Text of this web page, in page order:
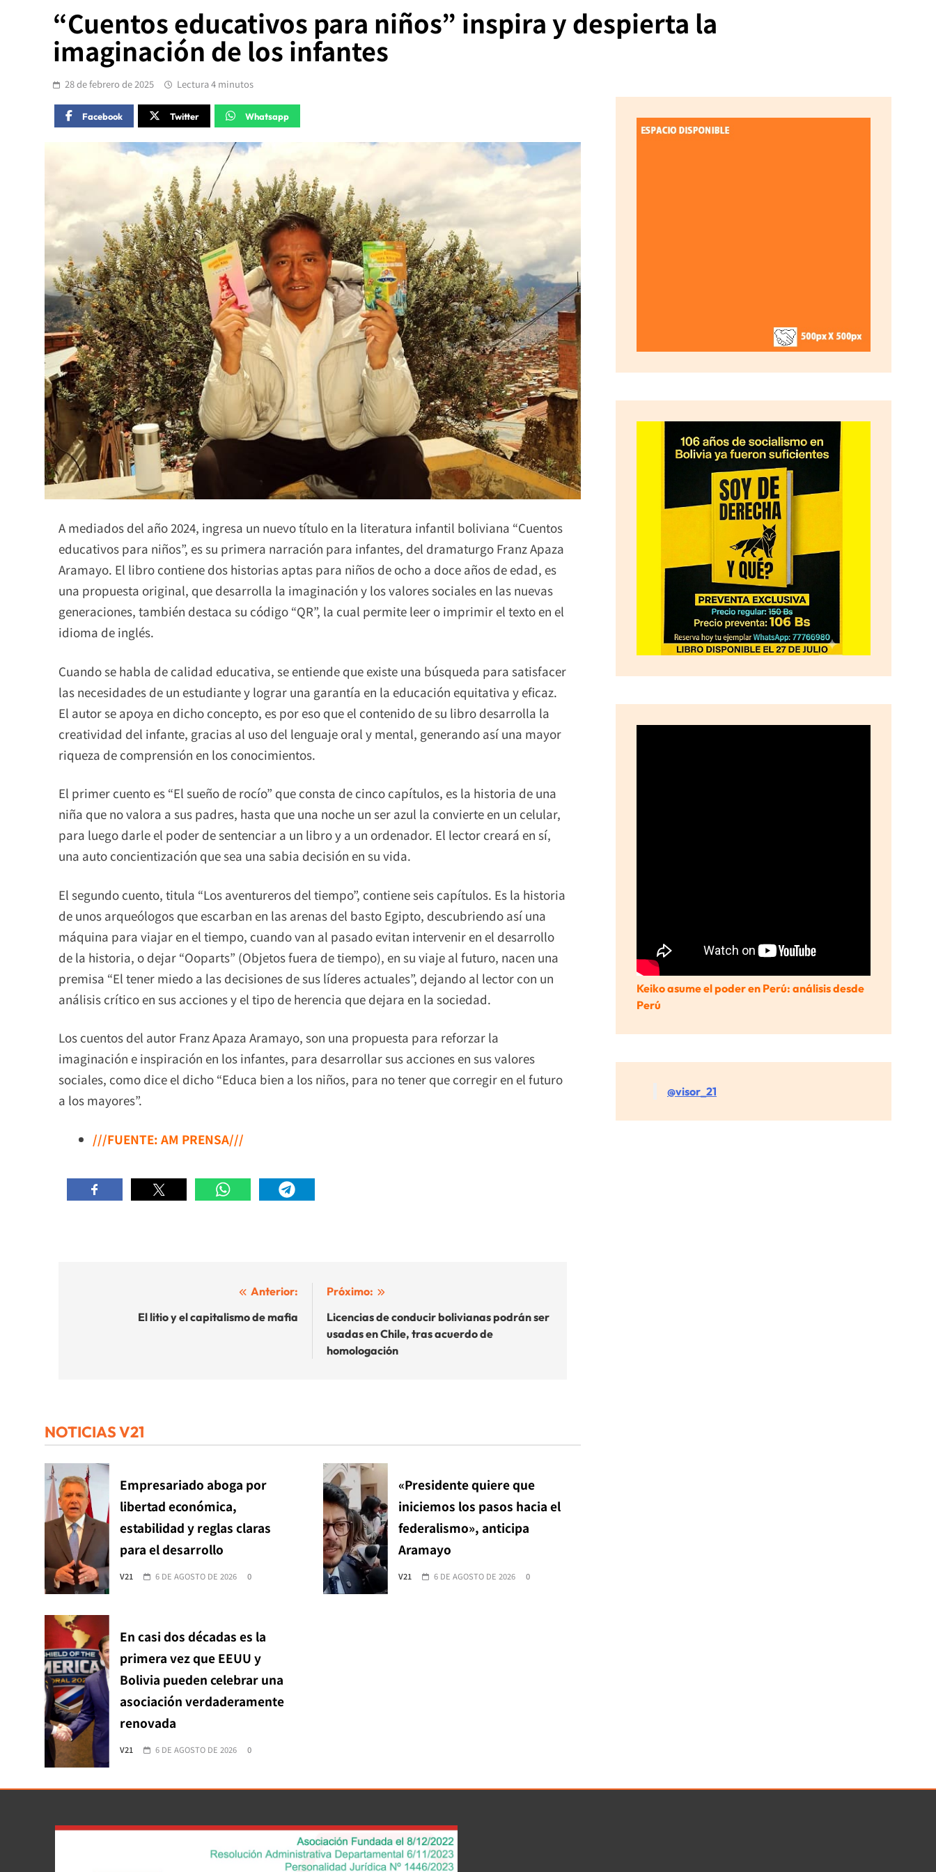
“Cuentos educativos para niños” inspira y despierta la
imaginación de los infantes
28 de febrero de 2025 Lectura 4 minutos
Facebook Twitter Whatsapp
A mediados del año 2024, ingresa un nuevo título en la literatura infantil boliviana “Cuentos
educativos para niños”, es su primera narración para infantes, del dramaturgo Franz Apaza
Aramayo. El libro contiene dos historias aptas para niños de ocho a doce años de edad, es
una propuesta original, que desarrolla la imaginación y los valores sociales en las nuevas
generaciones, también destaca su código “QR”, la cual permite leer o imprimir el texto en el
idioma de inglés.
Cuando se habla de calidad educativa, se entiende que existe una búsqueda para satisfacer
las necesidades de un estudiante y lograr una garantía en la educación equitativa y eficaz.
El autor se apoya en dicho concepto, es por eso que el contenido de su libro desarrolla la
creatividad del infante, gracias al uso del lenguaje oral y mental, generando así una mayor
riqueza de comprensión en los conocimientos.
El primer cuento es “El sueño de rocío” que consta de cinco capítulos, es la historia de una
niña que no valora a sus padres, hasta que una noche un ser azul la convierte en un celular,
para luego darle el poder de sentenciar a un libro y a un ordenador. El lector creará en sí,
una auto concientización que sea una sabia decisión en su vida.
El segundo cuento, titula “Los aventureros del tiempo”, contiene seis capítulos. Es la historia
de unos arqueólogos que escarban en las arenas del basto Egipto, descubriendo así una
máquina para viajar en el tiempo, cuando van al pasado evitan intervenir en el desarrollo
de la historia, o dejar “Ooparts” (Objetos fuera de tiempo), en su viaje al futuro, nacen una
premisa “El tener miedo a las decisiones de sus líderes actuales”, dejando al lector con un
análisis crítico en sus acciones y el tipo de herencia que dejara en la sociedad.
Los cuentos del autor Franz Apaza Aramayo, son una propuesta para reforzar la
imaginación e inspiración en los infantes, para desarrollar sus acciones en sus valores
sociales, como dice el dicho “Educa bien a los niños, para no tener que corregir en el futuro
a los mayores”.
///FUENTE: AM PRENSA///
Anterior:
El litio y el capitalismo de mafia
Próximo:
Licencias de conducir bolivianas podrán ser
usadas en Chile, tras acuerdo de
homologación
NOTICIAS V21
Empresariado aboga por
libertad económica,
estabilidad y reglas claras
para el desarrollo
V21 6 DE AGOSTO DE 2026 0
«Presidente quiere que
iniciemos los pasos hacia el
federalismo», anticipa
Aramayo
V21 6 DE AGOSTO DE 2026 0
En casi dos décadas es la
primera vez que EEUU y
Bolivia pueden celebrar una
asociación verdaderamente
renovada
V21 6 DE AGOSTO DE 2026 0
Keiko asume el poder en Perú: análisis desde
Perú
@visor_21